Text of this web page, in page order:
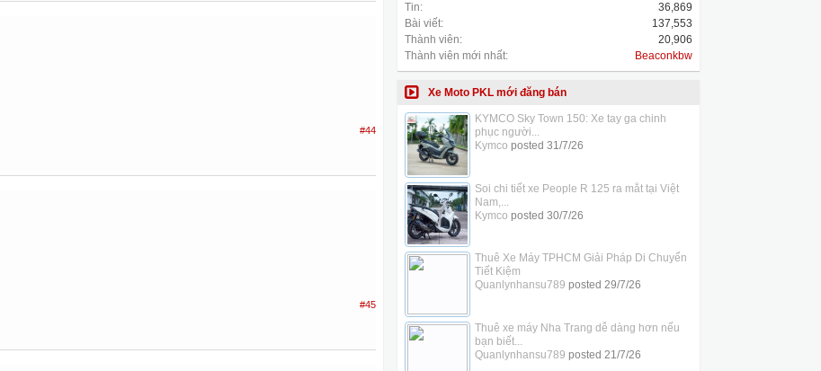
#44
#45
Tin:
36,869
Bài viết:
137,553
Thành viên:
20,906
Thành viên mới nhất:
Beaconkbw
Xe Moto PKL mới đăng bán
KYMCO Sky Town 150: Xe tay ga chinh
phục người...
Kymco posted 31/7/26
Soi chi tiết xe People R 125 ra mắt tại Việt
Nam,...
Kymco posted 30/7/26
Thuê Xe Máy TPHCM Giải Pháp Di Chuyển
Tiết Kiệm
Quanlynhansu789 posted 29/7/26
Thuê xe máy Nha Trang dễ dàng hơn nếu
bạn biết...
Quanlynhansu789 posted 21/7/26